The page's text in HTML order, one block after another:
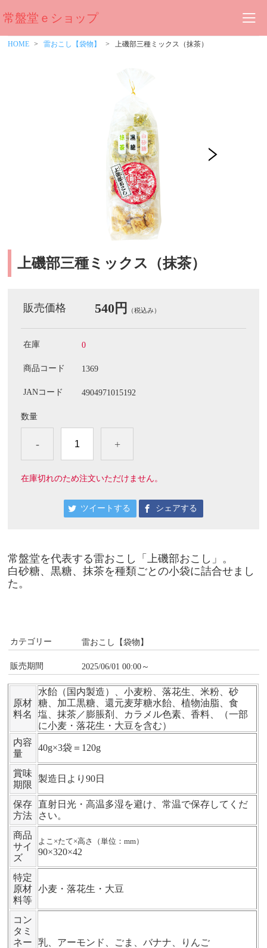
常盤堂ｅショップ
HOME 雷おこし【袋物】 上磯部三種ミックス（抹茶）
上磯部三種ミックス（抹茶）
販売価格 540円 （税込み）
在庫 0
商品コード 1369
JANコード 4904971015192
数量
- +
在庫切れのため注文いただけません。
ツイートする シェアする
常盤堂を代表する雷おこし
「上磯部おこし」。
白砂糖、黒糖、抹茶を種類ごとの小袋に詰合せまし
た。
カテゴリー 雷おこし【袋物】
販売期間 2025/06/01 00:00～
原材
料名
水飴（国内製造）、小麦粉、落花生、米粉、砂
糖、加工黒糖、還元麦芽糖水飴、植物油脂、食
塩、抹茶／膨脹剤、カラメル色素、香料、（一部
に小麦・落花生・大豆を含む）
内容
量
40g×3袋＝120g
賞味
期限
製造日より90日
保存
方法
直射日光・高温多湿を避け、常温で保存してくだ
さい。
商品
サイ
ズ
よこ×たて×高さ（単位：mm）
90×320×42
特定
原材
料等
小麦・落花生・大豆
コン
タミ
ネー
乳、アーモンド、ごま、バナナ、りんご